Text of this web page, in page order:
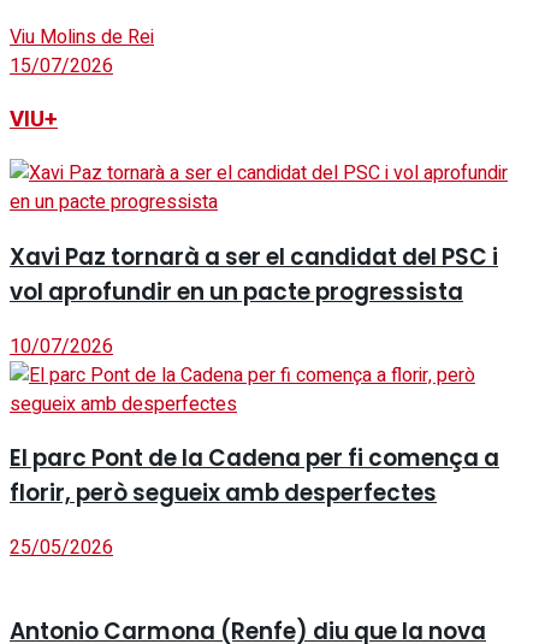
Viu Molins de Rei
15/07/2026
VIU+
Xavi Paz tornarà a ser el candidat del PSC i
vol aprofundir en un pacte progressista
10/07/2026
El parc Pont de la Cadena per fi comença a
florir, però segueix amb desperfectes
25/05/2026
Antonio Carmona (Renfe) diu que la nova